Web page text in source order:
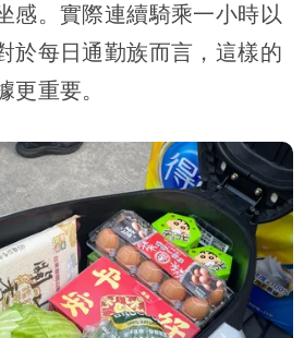
感。實際連續騎乘一小時以
於每日通勤族而言，這樣的
重要。